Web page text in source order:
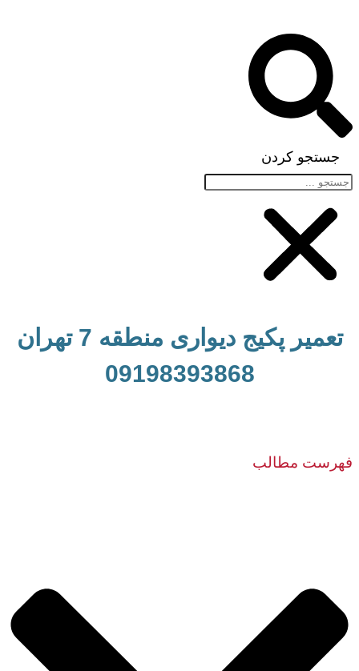
جستجو کردن
تعمیر پکیج دیواری منطقه 7 تهران
09198393868
فهرست مطالب